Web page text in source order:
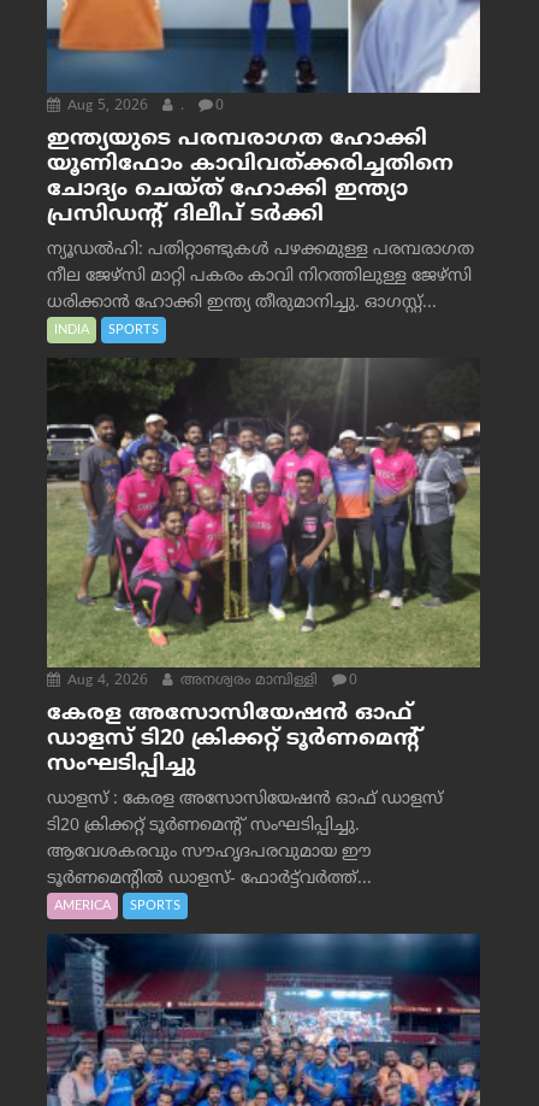
Aug 5, 2026 . 0
ഇന്ത്യയുടെ പരമ്പരാഗത ഹോക്കി
യൂണിഫോം കാവിവത്ക്കരിച്ചതിനെ
ചോദ്യം ചെയ്ത് ഹോക്കി ഇന്ത്യാ
പ്രസിഡന്റ് ദിലീപ് ടര്‍ക്കി
ന്യൂഡൽഹി: പതിറ്റാണ്ടുകൾ പഴക്കമുള്ള പരമ്പരാഗത
നീല ജേഴ്‌സി മാറ്റി പകരം കാവി നിറത്തിലുള്ള ജേഴ്‌സി
ധരിക്കാൻ ഹോക്കി ഇന്ത്യ തീരുമാനിച്ചു. ഓഗസ്റ്റ്...
INDIA SPORTS
Aug 4, 2026 അനശ്വരം മാമ്പിള്ളി 0
കേരള അസോസിയേഷൻ ഓഫ്
ഡാളസ് ടി20 ക്രിക്കറ്റ് ടൂർണമെന്റ്
സംഘടിപ്പിച്ചു
ഡാളസ് : കേരള അസോസിയേഷൻ ഓഫ് ഡാളസ്
ടി20 ക്രിക്കറ്റ് ടൂർണമെന്റ് സംഘടിപ്പിച്ചു.
ആവേശകരവും സൗഹൃദപരവുമായ ഈ
ടൂർണമെന്റിൽ ഡാളസ്- ഫോർട്ട്‌വര്‍ത്ത്...
AMERICA SPORTS